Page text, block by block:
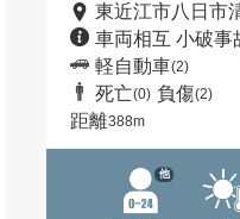
東近江市八日市
車両相互 小破事
軽自動車(2)
死亡(0) 負傷(2)
距離388m
他